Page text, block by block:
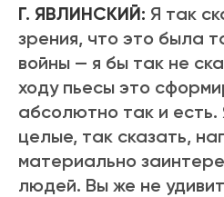
Г. ЯВЛИНСКИЙ: Я так
зрения, что это была
войны — я бы так не
ходу пьесы это
абсолютно так и есть.
целые, так сказать,
материально
людей. Вы же не